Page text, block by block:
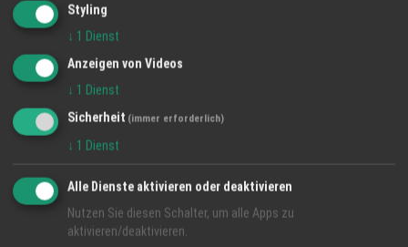
Styling
↓ 1 Dienst
Anzeigen von Videos
↓ 1 Dienst
Sicherheit (immer erforderlich)
↓ 1 Dienst
Alle Dienste aktivieren oder deaktivieren
Nutzen Sie diesen Schalter, um alle Apps zu
aktivieren/deaktivieren.